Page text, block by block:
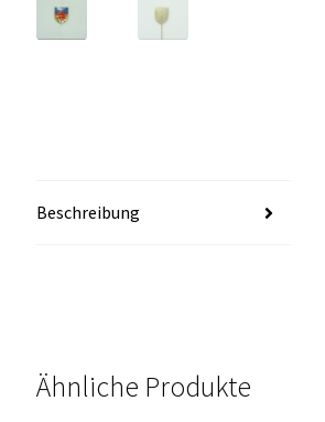
Beschreibung
Ähnliche Produkte